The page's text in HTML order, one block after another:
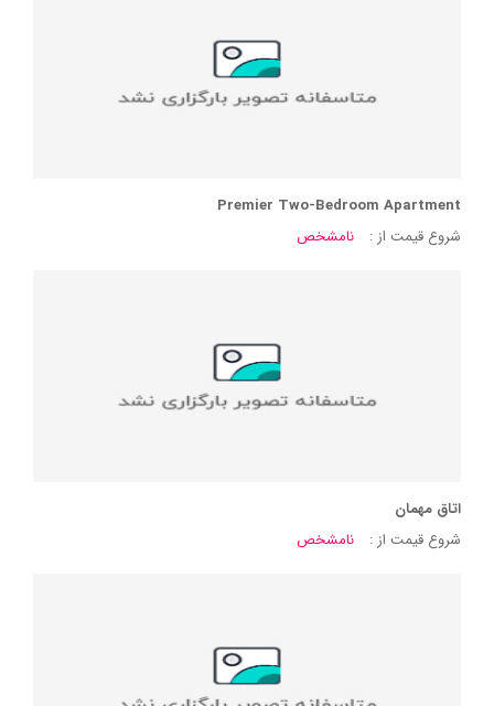
Premier Two-Bedroom Apartment
شروع قیمت از :
نامشخص
اتاق مهمان
شروع قیمت از :
نامشخص